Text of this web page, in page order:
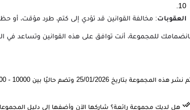
العقوبات: مخالفة القوانين قد تؤدي إلى كتم، طرد مؤقت، أو حظر
للمجموعة، أنت توافق على هذه القوانين وتساعد في
نشر هذه المجموعة بتاريخ 25/01/2026 وتضم حاليًا بين 10000 - 50000 عضوًا نشطًا.
هل لديك مجموعة رائعة؟ شاركها الآن وأضفها إلى دليل